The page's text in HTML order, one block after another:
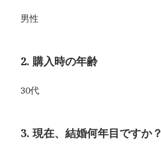
男性
2. 購入時の年齢
30代
3. 現在、結婚何年目ですか？